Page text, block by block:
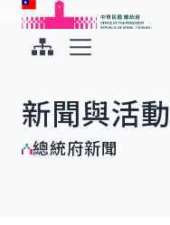
跳到主要內容
中華民國總統府
新聞與活動
總統府新聞